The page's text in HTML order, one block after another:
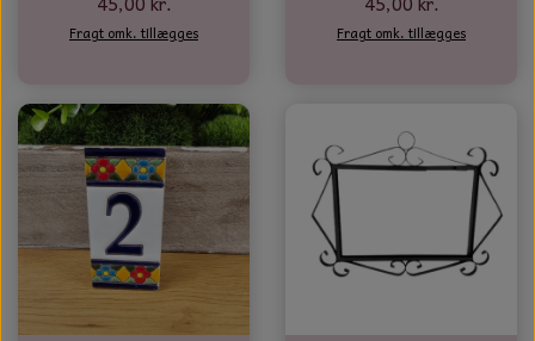
Fragt omk. tillægges Fragt omk. tillægges